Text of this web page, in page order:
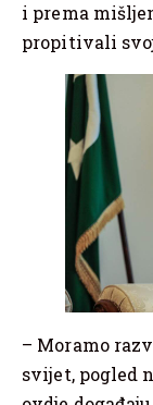
i prema
propitivali
– Moramo
svijet, pogled